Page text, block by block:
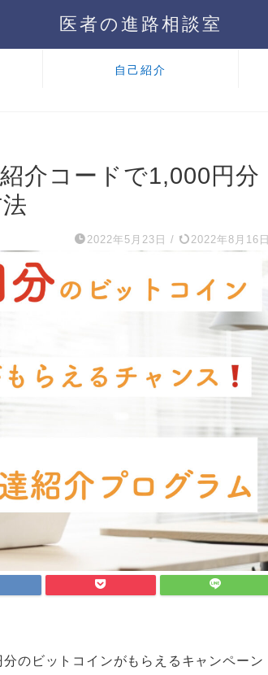
医者の進路相談室
自己紹介
介コードで1,000円分
2022年5月23日 / 2022年8月16日
のビットコインがもらえるキャンペーン